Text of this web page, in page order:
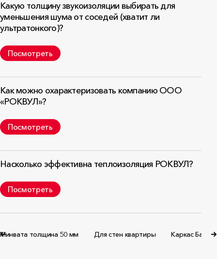
Какую толщину звукоизоляции выбирать для
уменьшения шума от соседей (хватит ли
ультратонкого)?
Посмотреть
Как можно охарактеризовать компанию ООО
«РОКВУЛ»?
Посмотреть
Насколько эффективна теплоизоляция РОКВУЛ?
Посмотреть
Минвата толщина 50 мм Для стен квартиры Каркас Баттс